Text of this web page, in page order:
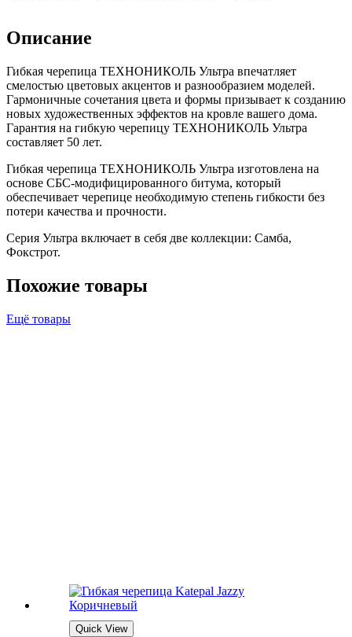
Описание
Гибкая черепица ТЕХНОНИКОЛЬ Ультра впечатляет
смелостью цветовых акцентов и разнообразием моделей.
Гармоничные сочетания цвета и формы призывает к созданию
новых художественных эффектов на кровле вашего дома.
Гарантия на гибкую черепицу ТЕХНОНИКОЛЬ Ультра
составляет 50 лет.
Гибкая черепица ТЕХНОНИКОЛЬ Ультра изготовлена на
основе СБС-модифицированного битума, который
обеспечивает черепице необходимую степень гибкости без
потери качества и прочности.
Серия Ультра включает в себя две коллекции: Самба,
Фокстрот.
Похожие товары
Ещё товары
Quick View